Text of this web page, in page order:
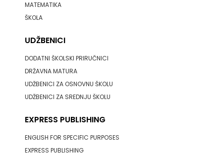
MATEMATIKA
ŠKOLA
UDŽBENICI
DODATNI ŠKOLSKI PRIRUČNICI
DRŽAVNA MATURA
UDŽBENICI ZA OSNOVNU ŠKOLU
UDŽBENICI ZA SREDNJU ŠKOLU
EXPRESS PUBLISHING
ENGLISH FOR SPECIFIC PURPOSES
EXPRESS PUBLISHING